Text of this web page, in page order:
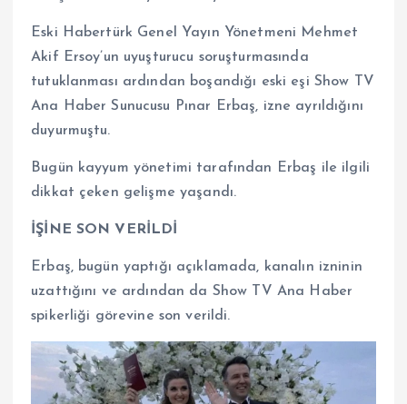
Eski Habertürk Genel Yayın Yönetmeni Mehmet
Akif Ersoy’un uyuşturucu soruşturmasında
tutuklanması ardından boşandığı eski eşi Show TV
Ana Haber Sunucusu Pınar Erbaş, izne ayrıldığını
duyurmuştu.
Bugün kayyum yönetimi tarafından Erbaş ile ilgili
dikkat çeken gelişme yaşandı.
İŞİNE SON VERİLDİ
Erbaş, bugün yaptığı açıklamada, kanalın izninin
uzattığını ve ardından da Show TV Ana Haber
spikerliği görevine son verildi.